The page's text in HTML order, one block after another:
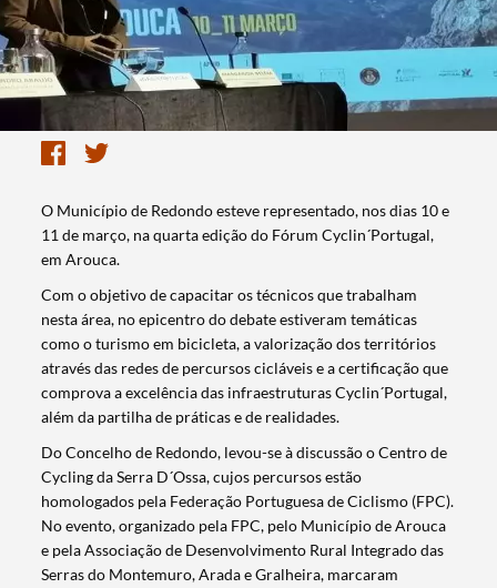
O Município de Redondo esteve representado, nos dias 10 e
11 de março, na quarta edição do Fórum Cyclin´Portugal,
em Arouca.
Com o objetivo de capacitar os técnicos que trabalham
nesta área, no epicentro do debate estiveram temáticas
como o turismo em bicicleta, a valorização dos territórios
através das redes de percursos cicláveis e a certificação que
comprova a excelência das infraestruturas Cyclin´Portugal,
além da partilha de práticas e de realidades.
Do Concelho de Redondo, levou-se à discussão o Centro de
Cycling da Serra D´Ossa, cujos percursos estão
homologados pela Federação Portuguesa de Ciclismo (FPC).
No evento, organizado pela FPC, pelo Município de Arouca
e pela Associação de Desenvolvimento Rural Integrado das
Serras do Montemuro, Arada e Gralheira, marcaram